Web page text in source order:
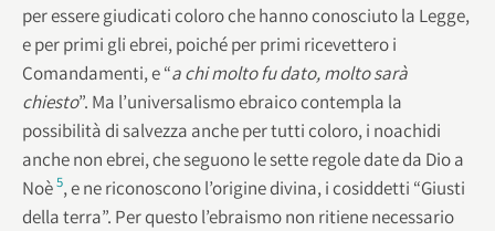
per essere giudicati coloro che hanno conosciuto la Legge,
e per primi gli ebrei, poiché per primi ricevettero i
Comandamenti, e “a chi molto fu dato, molto sarà
chiesto”. Ma l’universalismo ebraico contempla la
possibilità di salvezza anche per tutti coloro, i noachidi
anche non ebrei, che seguono le sette regole date da Dio a
Noè5, e ne riconoscono l’origine divina, i cosiddetti “Giusti
della terra”. Per questo l’ebraismo non ritiene necessario